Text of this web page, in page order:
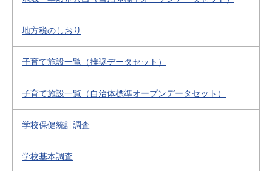
地方税のしおり
子育て施設一覧（推奨データセット）
子育て施設一覧（自治体標準オープンデータセット）
学校保健統計調査
学校基本調査